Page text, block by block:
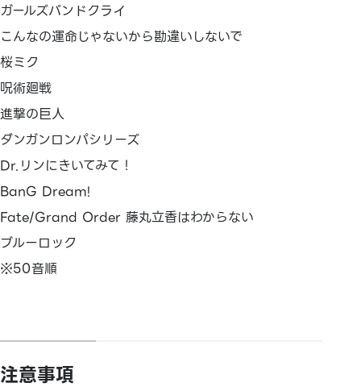
ガールズバンドクライ
こんなの運命じゃないから勘違いしないで
桜ミク
呪術廻戦
進撃の巨人
ダンガンロンパシリーズ
Dr.リンにきいてみて！
BanG Dream!
Fate/Grand Order 藤丸立香はわからない
ブルーロック
※50音順
注意事項